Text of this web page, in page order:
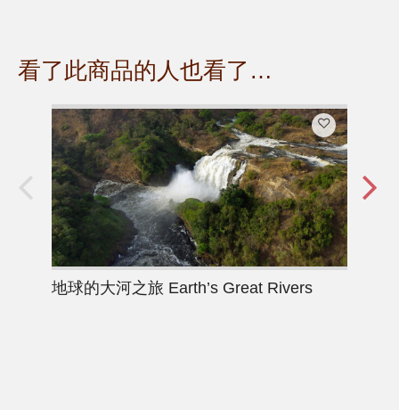
看了此商品的人也看了…
地球的大河之旅 Earth’s Great Rivers